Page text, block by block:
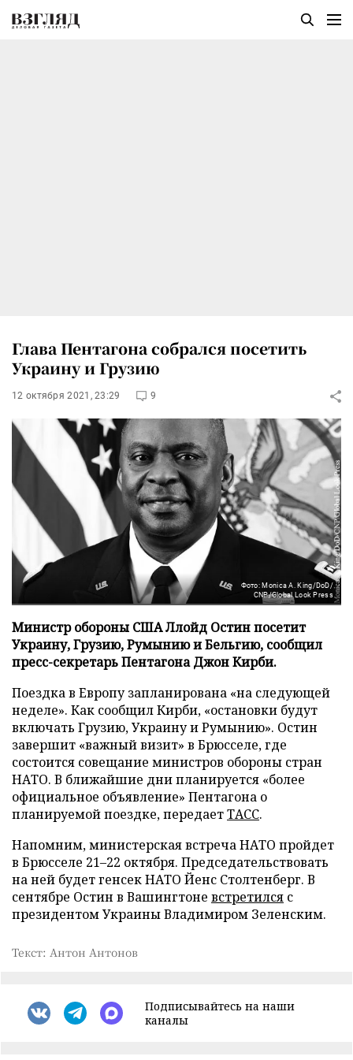
Глава Пентагона собрался посетить
Украину и Грузию
12 октября 2021, 23:29 9
Фото: Monica A. King/DoD/
CNP/Global Look Press
Министр обороны США Ллойд Остин посетит
Украину, Грузию, Румынию и Бельгию, сообщил
пресс-секретарь Пентагона Джон Кирби.
Поездка в Европу запланирована «на следующей
неделе». Как сообщил Кирби, «остановки будут
включать Грузию, Украину и Румынию». Остин
завершит «важный визит» в Брюсселе, где
состоится совещание министров обороны стран
НАТО. В ближайшие дни планируется «более
официальное объявление» Пентагона о
планируемой поездке, передаетТАСС.
Напомним, министерская встреча НАТО пройдет
в Брюсселе 21–22 октября. Председательствовать
на ней будет генсек НАТО Йенс Столтенберг. В
сентябре Остин в Вашингтоне встретился с
президентом Украины Владимиром Зеленским.
Текст: Антон Антонов
Подписывайтесь на наши
каналы